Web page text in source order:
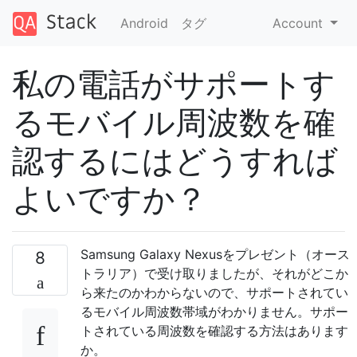
Android タグ Account
私の電話がサポートす
るモバイル周波数を確
認するにはどうすれば
よいですか？
8
Samsung Galaxy Nexusをプレゼント（オース
トラリア）で受け取りましたが、それがどこか
ら来たのかわからないので、サポートされてい
るモバイル周波数帯域がわかりません。サポー
トされている周波数を確認する方法はあります
か。